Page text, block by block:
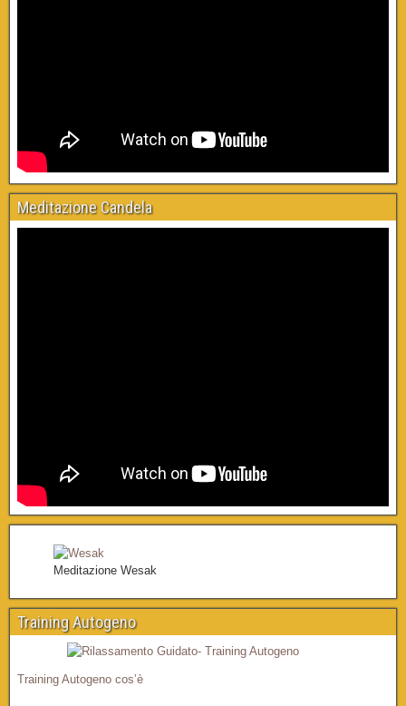
Meditazione Candela
Meditazione Wesak
Training Autogeno
Training Autogeno cos’è